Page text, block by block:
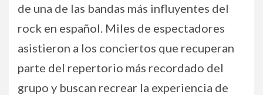
de una de las bandas más influyentes del
rock en español. Miles de espectadores
asistieron a los conciertos que recuperan
parte del repertorio más recordado del
grupo y buscan recrear la experiencia de